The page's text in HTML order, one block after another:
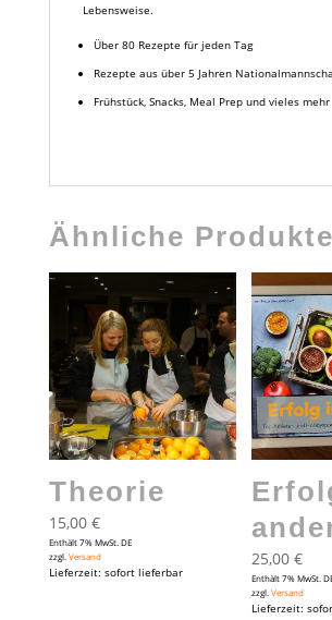
Lebensweise.
Über 80 Rezepte für jeden Tag
Rezepte aus über 5 Jahren
Frühstück, Snacks, Meal Prep und vieles mehr
Ähnliche Produkte
Theorie
15,00 €
Enthält 7% MwSt. DE
zzgl. Versand
Lieferzeit: sofort lieferbar
25,00€
Enthält 7% MwSt.
zzgl.Versand
Lieferzeit: